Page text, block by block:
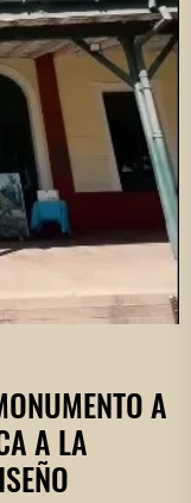
A
A LA